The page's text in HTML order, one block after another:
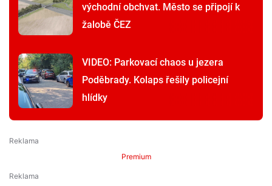
východní obchvat. Město se připojí k
žalobě ČEZ
VIDEO: Parkovací chaos u jezera
Poděbrady. Kolaps řešily policejní
hlídky
Premium